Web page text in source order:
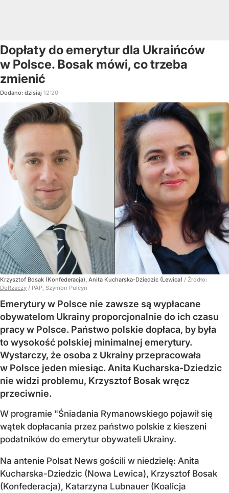
Dopłaty do emerytur dla Ukraińców
w Polsce. Bosak mówi, co trzeba
zmienić
Dodano: dzisiaj 12:20
Krzysztof Bosak (Konfederacja), Anita Kucharska-Dziedzic (Lewica) / Źródło:
DoRzeczy / PAP, Szymon Pulcyn
Emerytury w Polsce nie zawsze są wypłacane
obywatelom Ukrainy proporcjonalnie do ich czasu
pracy w Polsce. Państwo polskie dopłaca, by była
to wysokość polskiej minimalnej emerytury.
Wystarczy, że osoba z Ukrainy przepracowała
w Polsce jeden miesiąc. Anita Kucharska-Dziedzic
nie widzi problemu, Krzysztof Bosak wręcz
przeciwnie.
W programie "Śniadania Rymanowskiego pojawił się
wątek dopłacania przez państwo polskie z kieszeni
podatników do emerytur obywateli Ukrainy.
Na antenie Polsat News gościli w niedzielę: Anita
Kucharska-Dziedzic (Nowa Lewica), Krzysztof Bosak
(Konfederacja), Katarzyna Lubnauer (Koalicja